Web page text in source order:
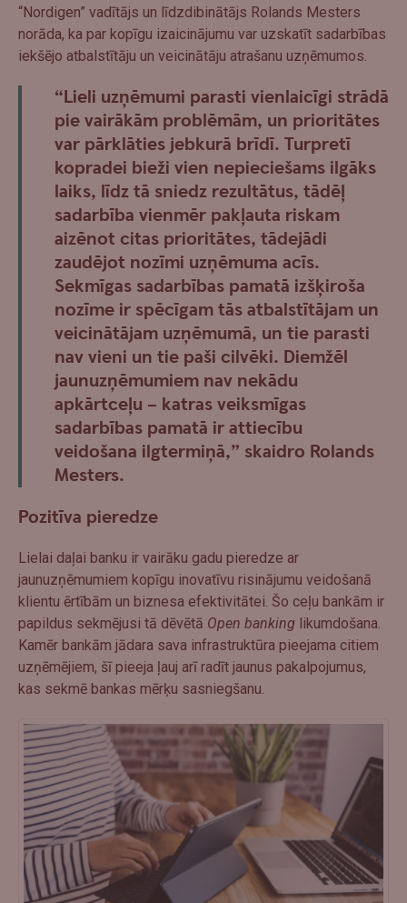
“Nordigen” vadītājs un līdzdibinātājs Rolands Mesters
norāda, ka par kopīgu izaicinājumu var uzskatīt sadarbības
iekšējo atbalstītāju un veicinātāju atrašanu uzņēmumos.
“Lieli uzņēmumi parasti vienlaicīgi strādā
pie vairākām problēmām, un prioritātes
var pārklāties jebkurā brīdī. Turpretī
kopradei bieži vien nepieciešams ilgāks
laiks, līdz tā sniedz rezultātus, tādēļ
sadarbība vienmēr pakļauta riskam
aizēnot citas prioritātes, tādejādi
zaudējot nozīmi uzņēmuma acīs.
Sekmīgas sadarbības pamatā izšķiroša
nozīme ir spēcīgam tās atbalstītājam un
veicinātājam uzņēmumā, un tie parasti
nav vieni un tie paši cilvēki. Diemžēl
jaunuzņēmumiem nav nekādu
apkārtceļu – katras veiksmīgas
sadarbības pamatā ir attiecību
veidošana ilgtermiņā,” skaidro Rolands
Mesters.
Pozitīva pieredze
Lielai daļai banku ir vairāku gadu pieredze ar
jaunuzņēmumiem kopīgu inovatīvu risinājumu veidošanā
klientu ērtībām un biznesa efektivitātei. Šo ceļu bankām ir
papildus sekmējusi tā dēvētā Open banking likumdošana.
Kamēr bankām jādara sava infrastruktūra pieejama citiem
uzņēmējiem, šī pieeja ļauj arī radīt jaunus pakalpojumus,
kas sekmē bankas mērķu sasniegšanu.